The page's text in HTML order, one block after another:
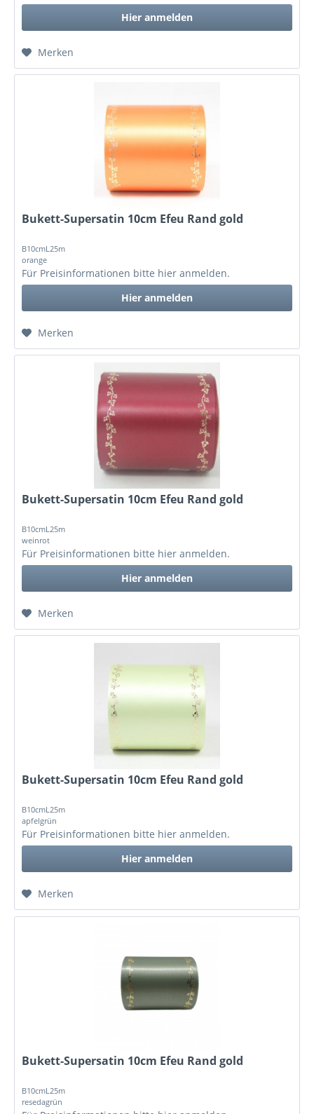
Hier anmelden
Merken
Bukett-Supersatin 10cm Efeu Rand gold
B10cmL25m
orange
Für Preisinformationen bitte hier anmelden.
Hier anmelden
Merken
Bukett-Supersatin 10cm Efeu Rand gold
B10cmL25m
weinrot
Für Preisinformationen bitte hier anmelden.
Hier anmelden
Merken
Bukett-Supersatin 10cm Efeu Rand gold
B10cmL25m
apfelgrün
Für Preisinformationen bitte hier anmelden.
Hier anmelden
Merken
Bukett-Supersatin 10cm Efeu Rand gold
B10cmL25m
resedagrün